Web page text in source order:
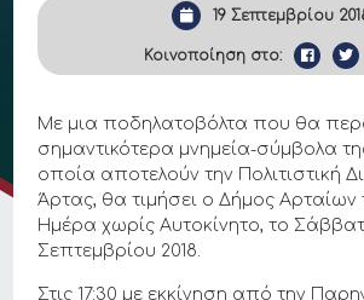
19 Σεπτεμβρίου
Κοινοποίηση στο:
Με μια ποδηλατοβόλτα που θα
σημαντικότερα μνημεία-σύμβολα
οποία αποτελούν την Πολιτιστική
Άρτας, θα τιμήσει ο Δήμος
Ημέρα χωρίς Αυτοκίνητο, το
Σεπτεμβρίου 2018.
Στις 17:30 με εκκίνηση από την